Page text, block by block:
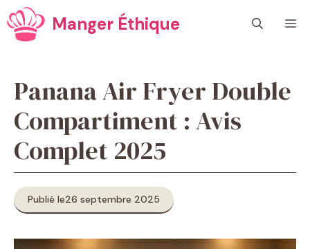
Aller
au
contenu
Manger Éthique
Panana Air Fryer Double
Compartiment : Avis
Complet 2025
Publié le26 septembre 2025